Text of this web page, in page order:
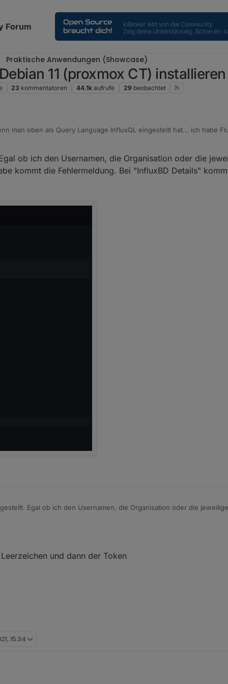
Forum
Praktische Anwendungen (Showcase)
11 (proxmox CT) installieren
23 kommentatoren 44.1k aufrufe 29 beobachtet
man oben als Query Language InfluxQL eingestellt hat... ich habe
Bei User muss die ID des Users rein... in der InfluxDB-Gui
direkt die ID --> Copy to Clipboard --> Paste in Grafana
ob ich den Usernamen, die Organisation oder die
kommt die Fehlermeldung. Bei "InfluxBD Details"
Egal ob ich den Usernamen, die Organisation oder die
und dann der Token
15:34